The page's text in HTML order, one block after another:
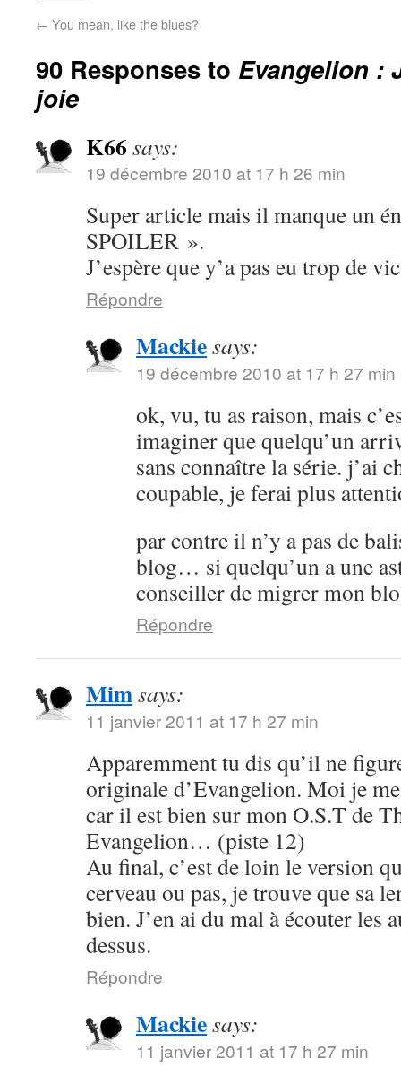
← You mean, like the blues?
90 Responses to Evangelion :
joie
K66 says:
19 décembre 2010 at 17 h 26 min
Super article mais il manque un
SPOILER ».
J’espère que y’a pas eu trop de
Répondre
Mackiesays:
19 décembre 2010 at 17 h 27 min
ok, vu, tu as raison, mais
imaginer que quelqu’un
sans connaître la série. j’ai
coupable, je ferai plus
par contre il n’y a pas de
blog… si quelqu’un a une
conseiller de migrer mon
Répondre
Mimsays:
11 janvier 2011 at 17 h 27 min
Apparemment tu dis qu’il ne
originale d’Evangelion. Moi je
car il est bien sur mon O.S.T de
Evangelion… (piste 12)
Au final, c’est de loin le version
cerveau ou pas, je trouve que sa
bien. J’en ai du mal à écouter les
dessus.
Répondre
Mackiesays:
11 janvier 2011 at 17 h 27 min